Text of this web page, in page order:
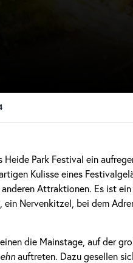
Park Festival ein
Kulisse eines
Attraktionen. Es ist
Nervenkitzel, bei dem
die Mainstage, auf der
auftreten. Dazu gesellen